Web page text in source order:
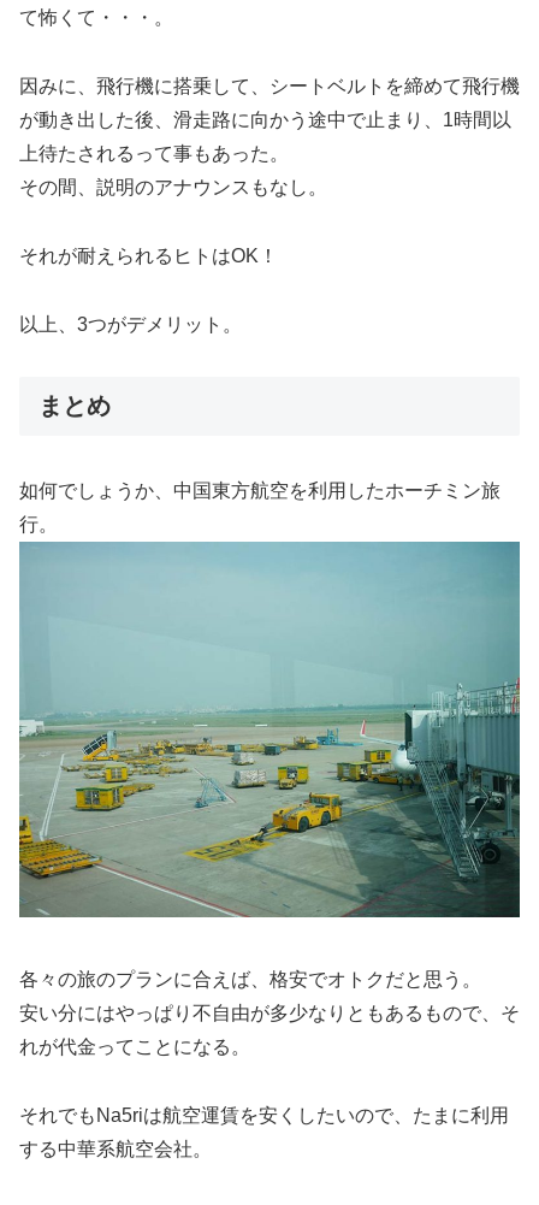
て怖くて・・・。
因みに、飛行機に搭乗して、シートベルトを締めて飛行機
が動き出した後、滑走路に向かう途中で止まり、1時間以
上待たされるって事もあった。
その間、説明のアナウンスもなし。
それが耐えられるヒトはOK！
以上、3つがデメリット。
まとめ
如何でしょうか、中国東方航空を利用したホーチミン旅
行。
各々の旅のプランに合えば、格安でオトクだと思う。
安い分にはやっぱり不自由が多少なりともあるもので、そ
れが代金ってことになる。
それでもNa5riは航空運賃を安くしたいので、たまに利用
する中華系航空会社。